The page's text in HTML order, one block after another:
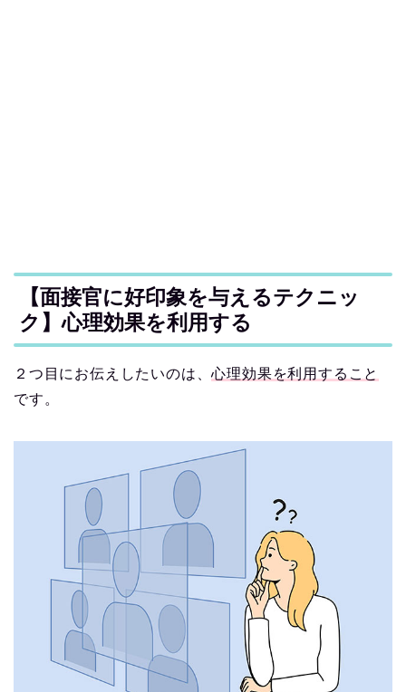
【面接官に好印象を与えるテクニッ
ク】心理効果を利用する
２つ目にお伝えしたいのは、心理効果を利用すること
です。